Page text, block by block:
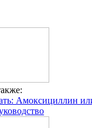
Амоксициллин